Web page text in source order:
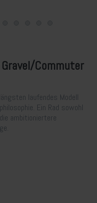
Commuter
laufendes Modell
Ein Rad sowohl
ambitioniertere